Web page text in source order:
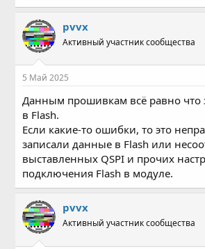
pvvx
Активный участник сообщества
5 Май 2025
Данным прошивкам всё равно что
в Flash.
Если какие-то ошибки, то это
записали данные в Flash или
выставленных QSPI и прочих
подключения Flash в модуле.
pvvx
Активный участник сообщества